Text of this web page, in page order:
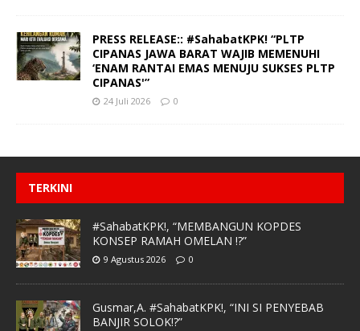
PRESS RELEASE:: #SahabatKPK! “PLTP
CIPANAS JAWA BARAT WAJIB MEMENUHI
‘ENAM RANTAI EMAS MENUJU SUKSES PLTP
CIPANAS'”
24 Juli 2026 0
TERKINI
#SahabatKPK!, “MEMBANGUN KOPDES
KONSEP RAMAH OMELAN !?”
9 Agustus 2026 0
Gusmar,A. #SahabatKPK!, “INI SI PENYEBAB
BANJIR SOLOK!?”